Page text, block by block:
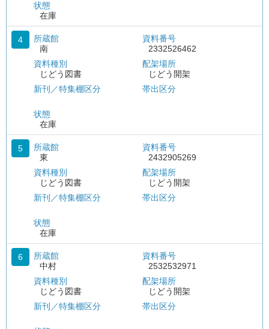
状態
在庫
4
所蔵館
南
資料種別
じどう図書
新刊／特集棚区分
状態
在庫
資料番号
2332526462
配架場所
じどう開架
帯出区分
5
所蔵館
東
資料種別
じどう図書
新刊／特集棚区分
状態
在庫
資料番号
2432905269
配架場所
じどう開架
帯出区分
6
所蔵館
中村
資料種別
じどう図書
新刊／特集棚区分
資料番号
2532532971
配架場所
じどう開架
帯出区分